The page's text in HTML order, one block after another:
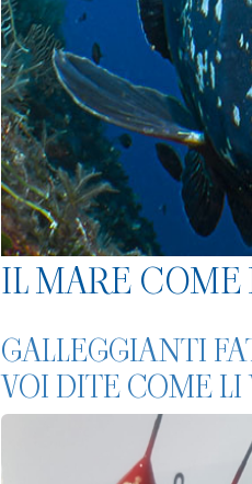
IL MARE COME
GALLEGGIANTI
VOI DITE COME